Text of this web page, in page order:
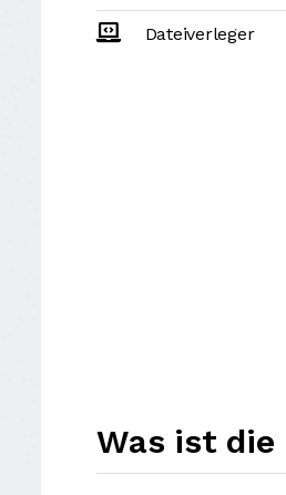
Dateiverleger
Was ist die